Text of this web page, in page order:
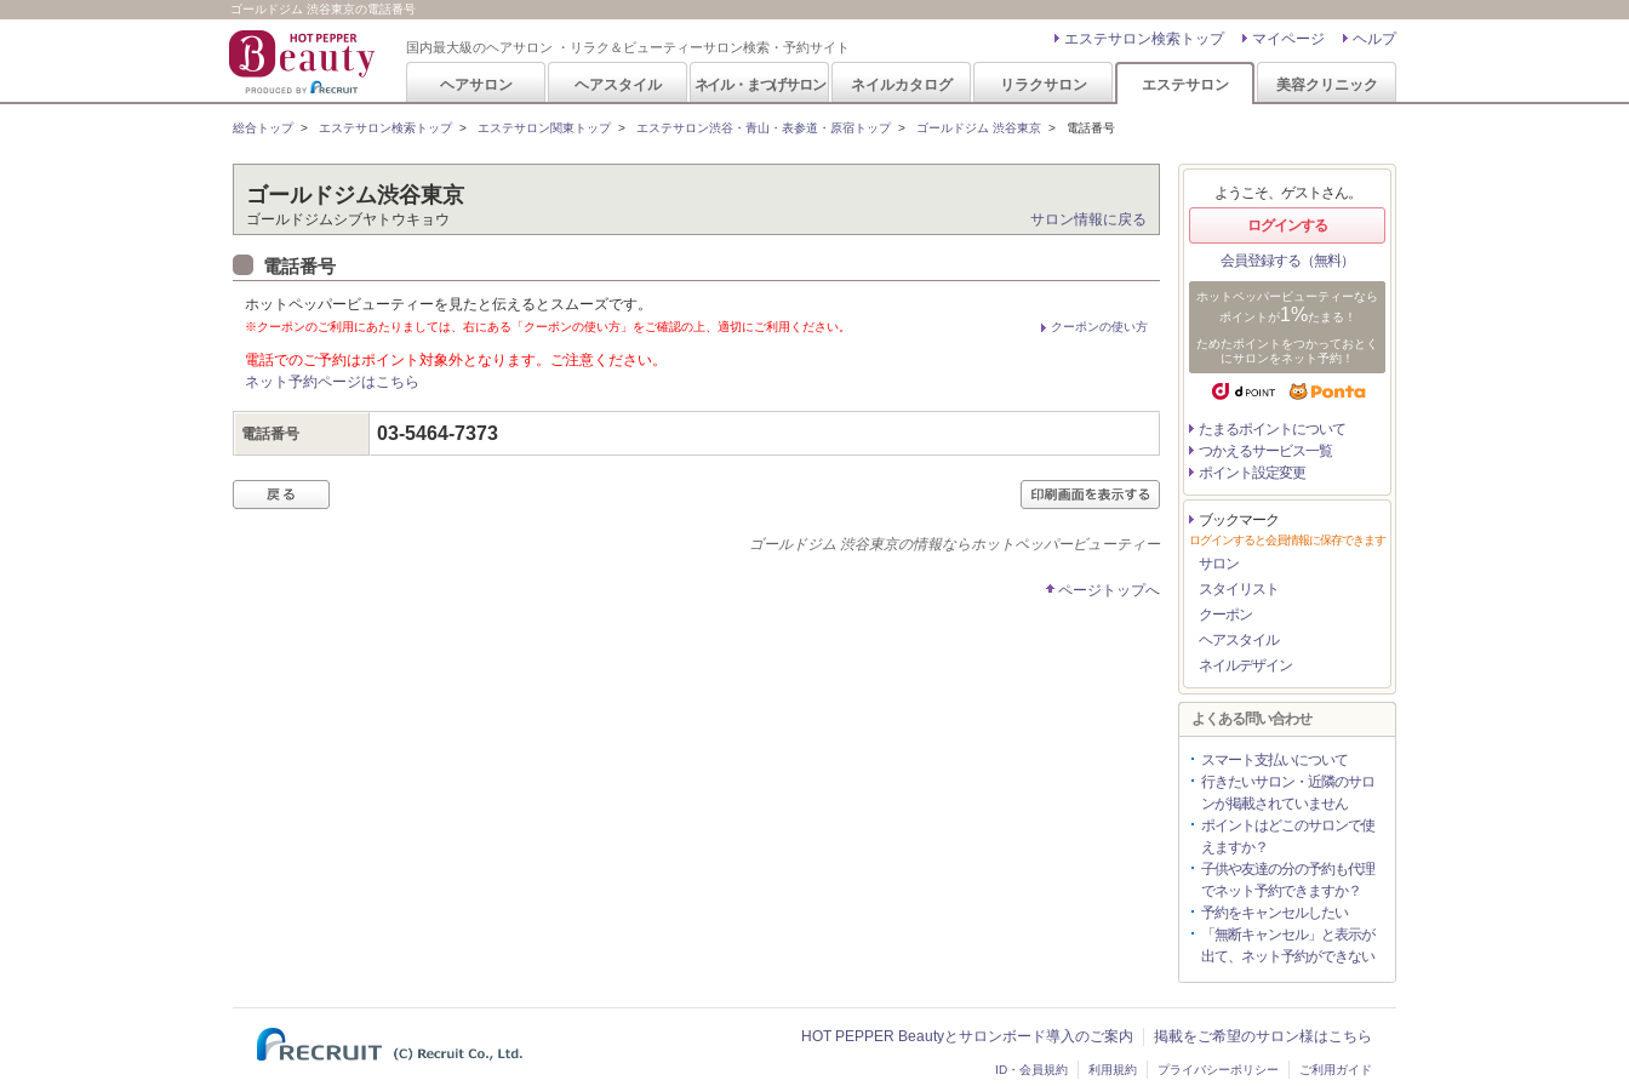
ゴールドジム 渋谷東京の電話番号
国内最大級のヘアサロン ・リラク＆ビューティーサロン検索・予約サイト ヘルプ
マイページ
エステサロン検索トップ
ヘアサロン ヘアスタイル ネイル・まつげサロン ネイルカタログ リラクサロン エステサロン 美容クリニック
総合トップ> エステサロン検索トップ> エステサロン関東トップ> エステサロン渋谷・青山・表参道・原宿トップ> ゴールドジム 渋谷東京 > 電話番号
ゴールドジム渋谷東京
ゴールドジムシブヤトウキョウ サロン情報に戻る
電話番号
ホットペッパービューティーを見たと伝えるとスムーズです。
※クーポンのご利用にあたりましては、右にある「クーポンの使い方」をご確認の上、適切にご利用ください。 クーポンの使い方
電話でのご予約はポイント対象外となります。ご注意ください。
ネット予約ページはこちら
電話番号 03-5464-7373
ゴールドジム 渋谷東京の情報ならホットペッパービューティー
ページトップへ
ようこそ、ゲストさん。
ログインする
会員登録する（無料）
ホットペッパービューティーなら
ポイントが1%たまる！
ためたポイントをつかっておとく
にサロンをネット予約！
たまるポイントについて
つかえるサービス一覧
ポイント設定変更
ブックマーク
ログインすると会員情報に保存できます
サロン
スタイリスト
クーポン
ヘアスタイル
ネイルデザイン
よくある問い合わせ
スマート支払いについて
行きたいサロン・近隣のサロ
ンが掲載されていません
ポイントはどこのサロンで使
えますか？
子供や友達の分の予約も代理
でネット予約できますか？
予約をキャンセルしたい
「無断キャンセル」と表示が
出て、ネット予約ができない
HOT PEPPER Beautyとサロンボード導入のご案内 掲載をご希望のサロン様はこちら
ID・会員規約 利用規約 プライバシーポリシー ご利用ガイド